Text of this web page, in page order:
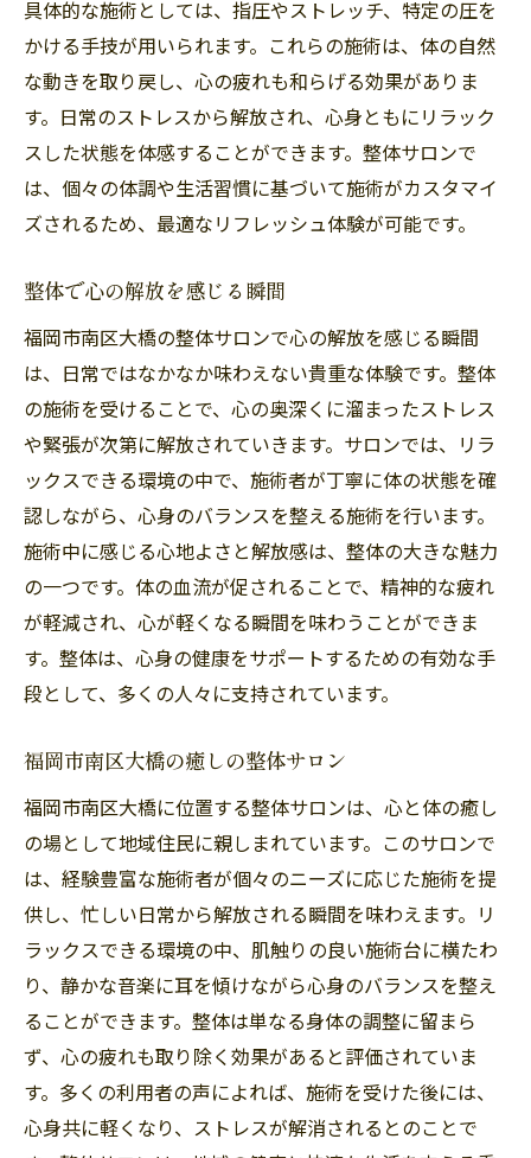
具体的な施術としては、指圧やストレッチ、特定の圧を
かける手技が用いられます。これらの施術は、体の自然
な動きを取り戻し、心の疲れも和らげる効果がありま
す。日常のストレスから解放され、心身ともにリラック
スした状態を体感することができます。整体サロンで
は、個々の体調や生活習慣に基づいて施術がカスタマイ
ズされるため、最適なリフレッシュ体験が可能です。
整体で心の解放を感じる瞬間
福岡市南区大橋の整体サロンで心の解放を感じる瞬間
は、日常ではなかなか味わえない貴重な体験です。整体
の施術を受けることで、心の奥深くに溜まったストレス
や緊張が次第に解放されていきます。サロンでは、リラ
ックスできる環境の中で、施術者が丁寧に体の状態を確
認しながら、心身のバランスを整える施術を行います。
施術中に感じる心地よさと解放感は、整体の大きな魅力
の一つです。体の血流が促されることで、精神的な疲れ
が軽減され、心が軽くなる瞬間を味わうことができま
す。整体は、心身の健康をサポートするための有効な手
段として、多くの人々に支持されています。
福岡市南区大橋の癒しの整体サロン
福岡市南区大橋に位置する整体サロンは、心と体の癒し
の場として地域住民に親しまれています。このサロンで
は、経験豊富な施術者が個々のニーズに応じた施術を提
供し、忙しい日常から解放される瞬間を味わえます。リ
ラックスできる環境の中、肌触りの良い施術台に横たわ
り、静かな音楽に耳を傾けながら心身のバランスを整え
ることができます。整体は単なる身体の調整に留まら
ず、心の疲れも取り除く効果があると評価されていま
す。多くの利用者の声によれば、施術を受けた後には、
心身共に軽くなり、ストレスが解消されるとのことで